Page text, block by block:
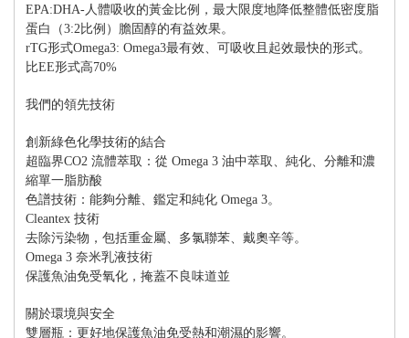
EPA:DHA-人體吸收的黃金比例，最大限度地降低整體低密度脂
蛋白（3:2比例）膽固醇的有益效果。
rTG形式Omega3: Omega3最有效、可吸收且起效最快的形式。
比EE形式高70%
我們的領先技術
創新綠色化學技術的結合
超臨界CO2 流體萃取：從 Omega 3 油中萃取、純化、分離和濃
縮單一脂肪酸
色譜技術：能夠分離、鑑定和純化 Omega 3。
Cleantex 技術
去除污染物，包括重金屬、多氯聯苯、戴奧辛等。
Omega 3 奈米乳液技術
保護魚油免受氧化，掩蓋不良味道並
關於環境與安全
雙層瓶：更好地保護魚油免受熱和潮濕的影響。